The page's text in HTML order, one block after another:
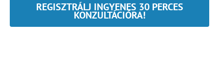
REGISZTRÁLJ INGYENES 30 PERCES
KONZULTÁCIÓRA!